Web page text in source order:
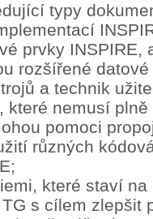
typy
prvky INSPIRE,
rozšířené
a technik
které nemusí
pomoci
různých
které staví na
s cílem zlepšit